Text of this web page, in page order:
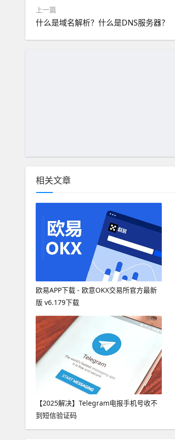
上一篇
什么是域名解析？什么是DNS服务器？
相关文章
欧易APP下载 - 欧意OKX交易所官方最新
版 v6.179下载
【2025解决】Telegram电报手机号收不
到短信验证码